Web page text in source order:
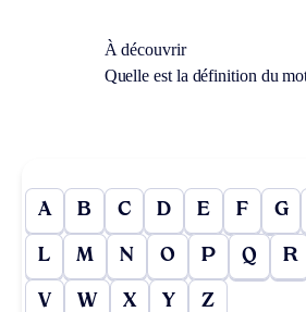
À découvrir
Quelle est la définition du
A B C D E F G
L M N O P Q R
V W X Y Z